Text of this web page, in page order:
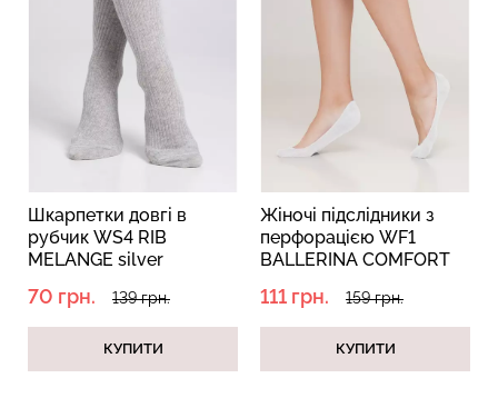
Шкарпетки довгі в
рубчик WS4 RIB
MELANGE silver
70 грн. 139 грн.
КУПИТИ
Жіночі підслідники з
перфорацією WF1
BALLERINA COMFORT
(білий)
111 грн. 159 грн.
КУПИТИ
Безшовні труси хіпстери
HIPSTER BRIEFS
(бежевий) Giulia
329 грн.
Топ на бретелях в рубчик
CAMI TOP RIB white (білий)
Giulia
499 грн.